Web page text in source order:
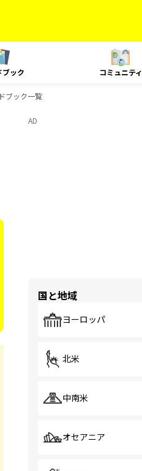
ブック コミュニティ
ブック一覧
AD
国と地域
ヨーロッパ
北米
中南米
オセアニア